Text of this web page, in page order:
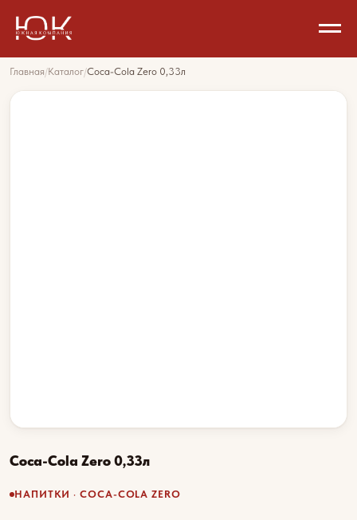
Главная/Каталог/Coca-Cola Zero 0,33л
Coca-Cola Zero 0,33л
НАПИТКИ · COCA-COLA ZERO